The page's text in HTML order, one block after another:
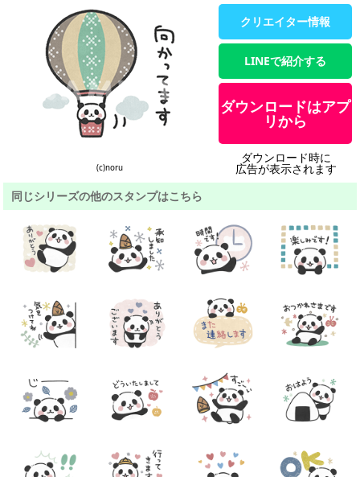
(c)noru
クリエイター情報
LINEで紹介する
ダウンロードはアプ
リから
ダウンロード時に
広告が表示されます
同じシリーズの他のスタンプはこちら